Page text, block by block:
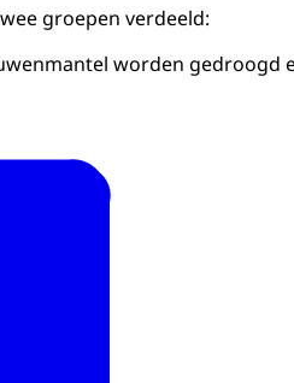
groepen verdeeld:
worden gedroogd